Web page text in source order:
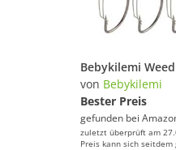
von Bebykilemi
Bester Preis
gefunden bei
zuletzt überprüft am
Preis kann sich seitdem